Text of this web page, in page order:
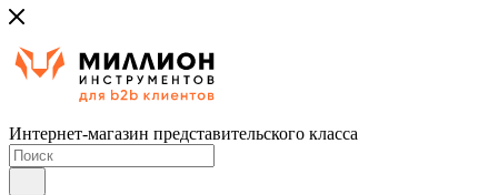
Интернет-магазин представительского класса